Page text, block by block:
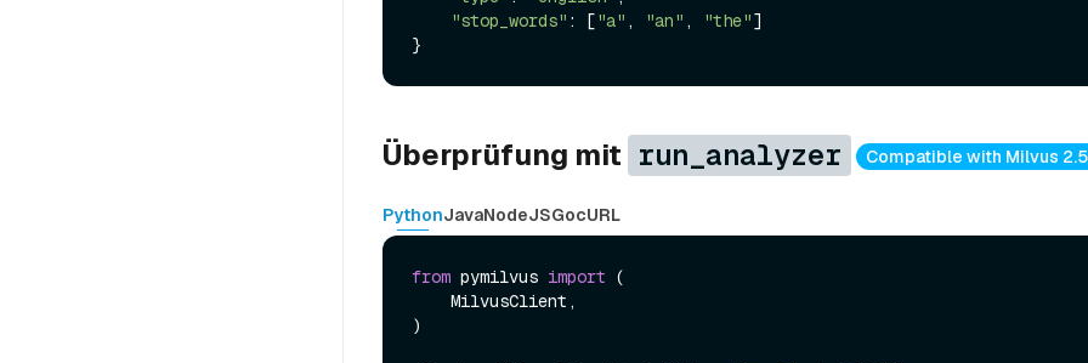
"stop_words" : ["a" , "an" , "the"]
Überprüfung mit run_analyzer Compatible with Milvus
PythonJavaNodeJSGocURL
from pymilvus import (
)